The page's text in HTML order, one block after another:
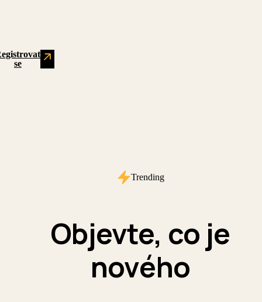
Roadshow
nově
se
Trending
Objevte, co je
nového